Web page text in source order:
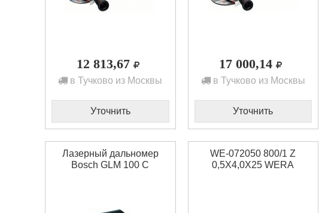
12 813,67
в Тучково из Москвы
Уточнить
17 000,14
в Тучково из Москвы
Уточнить
Лазерный дальномер
Bosch GLM 100 C
WE-072050 800/1 Z
0,5X4,0X25 WERA